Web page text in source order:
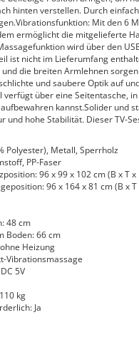
hinten verstellen. Durch
Mit den 6
ermöglicht die mitgelieferte
wird über den
ist nicht im Lieferumfang
und die breiten Armlehnen
und saubere Optik auf
verfügt über eine Seitentasche,
kannst.Solider und
und hohe Stabilität. Dieser TV-
Polyester), Metall, Sperrholz
PP-Faser
96 x 99 x 102 cm (B x T x
96 x 164 x 81 cm (B x T
48 cm
Boden: 66 cm
Heizung
Vibrationsmassage
5V
kg
Ja